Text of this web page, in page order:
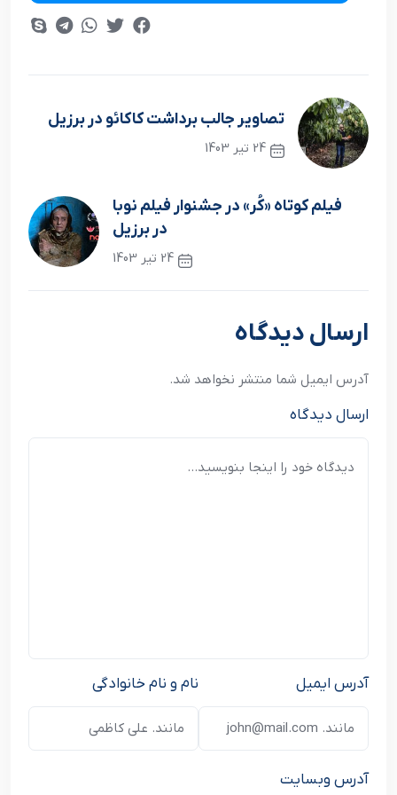
تصاویر جالب برداشت کاکائو در برزیل
24 تیر 1403
فیلم کوتاه «کُر» در جشنوار فیلم نوبا
در برزیل
24 تیر 1403
نوشته بعدی
ارسال دیدگاه
آدرس ایمیل شما منتشر نخواهد شد.
ارسال دیدگاه
نام و نام خانوادگی آدرس ایمیل
آدرس وبسایت